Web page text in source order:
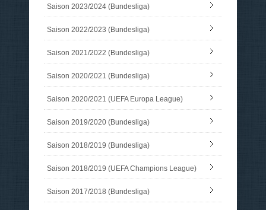
Saison 2023/2024 (Bundesliga)
Saison 2022/2023 (Bundesliga)
Saison 2021/2022 (Bundesliga)
Saison 2020/2021 (Bundesliga)
Saison 2020/2021 (UEFA Europa League)
Saison 2019/2020 (Bundesliga)
Saison 2018/2019 (Bundesliga)
Saison 2018/2019 (UEFA Champions League)
Saison 2017/2018 (Bundesliga)